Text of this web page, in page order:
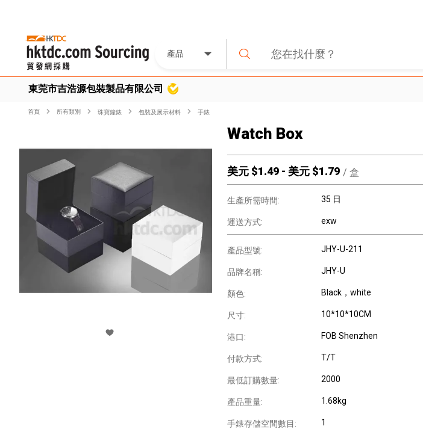
產品
東莞市吉浩源包裝製品有限公司
首頁 所有類別 珠寶鐘錶 包裝及展示材料 手錶
Watch Box
美元 $1.49 - 美元 $1.79 / 盒
生產所需時間: 35 日
運送方式: exw
產品型號: JHY-U-211
品牌名稱: JHY-U
顏色: Black，white
尺寸: 10*10*10CM
港口: FOB Shenzhen
付款方式: T/T
最低訂購數量: 2000
產品重量: 1.68kg
手錶存儲空間數目: 1